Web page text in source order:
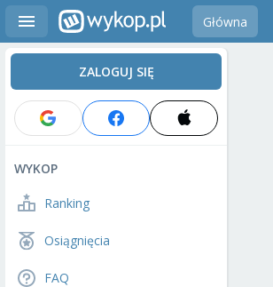
Główna
ZALOGUJ SIĘ
WYKOP
Ranking
Osiągnięcia
FAQ